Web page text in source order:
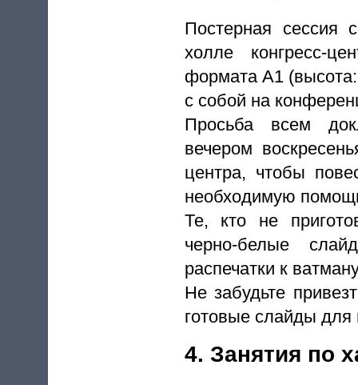
Постерная сессия
холле конгресс-
формата А1
с собой на
Просьба всем
вечером
центра, чтобы
необходимую
Те, кто не
черно-белые
распечатки к
Не забудьте
готовые слайды для
4. Занятия по